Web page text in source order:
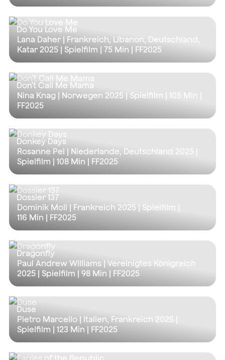
Do You Love Me
Lana Daher | Frankreich, Libanon, Deutschland,
Katar 2025 | Spielfilm | 75 Min | FF2025
Don't Call Me Mama
Nina Knag | Norwegen 2025 | Spielfilm | 105 Min
FF2025
Donkey Days
Rosanne Pel | Niederlande, Deutschland 2025 |
Spielfilm | 108 Min | FF2025
Dossier 137
Dominik Moll | Frankreich 2025 | Spielfilm |
116 Min | FF2025
Dragonfly
Paul Andrew Williams | Vereinigtes Königreich
2025 | Spielfilm | 98 Min | FF2025
Duse
Pietro Marcello | Italien, Frankreich 2025 |
Spielfilm | 123 Min | FF2025